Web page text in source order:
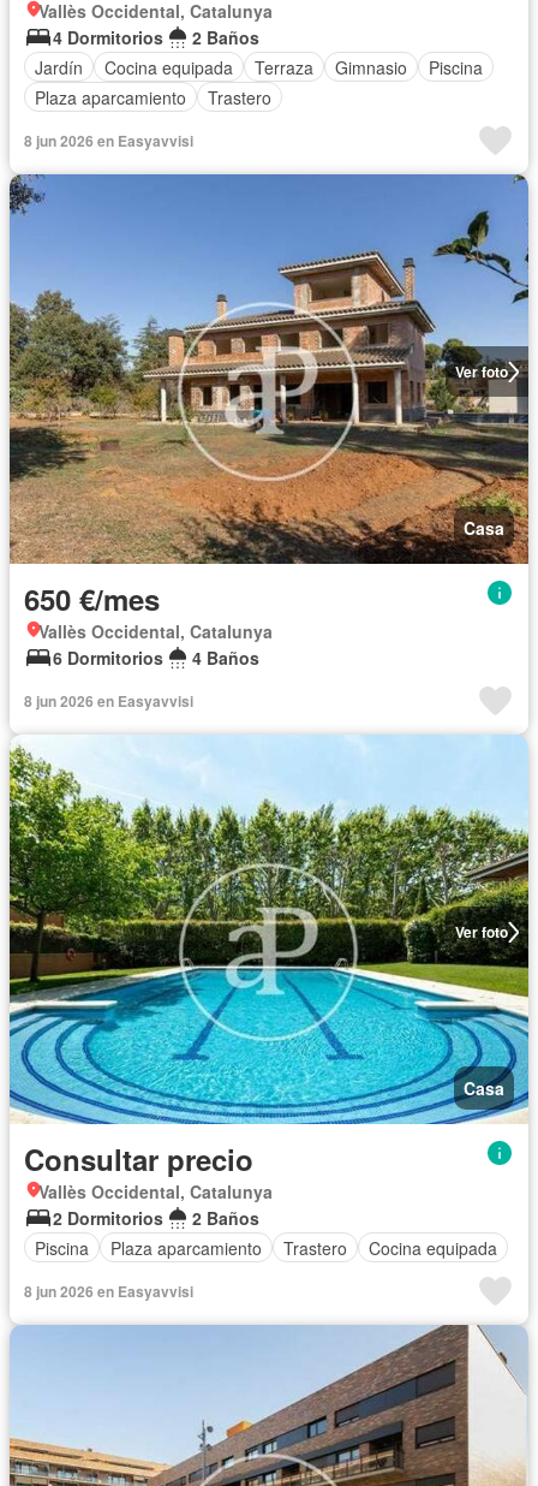
Vallès Occidental, Catalunya
4 Dormitorios
2 Baños
Jardín
Cocina equipada Terraza Gimnasio
Piscina
Plaza aparcamiento
Trastero
8 jun 2026 en Easyavvisi
Ver foto
Casa
650 €/mes
Vallès Occidental, Catalunya
6 Dormitorios
4 Baños
8 jun 2026 en Easyavvisi
Ver foto
Casa
Consultar precio
Vallès Occidental, Catalunya
2 Dormitorios
2 Baños
Piscina
Plaza aparcamiento Trastero Cocina equipada
8 jun 2026 en Easyavvisi